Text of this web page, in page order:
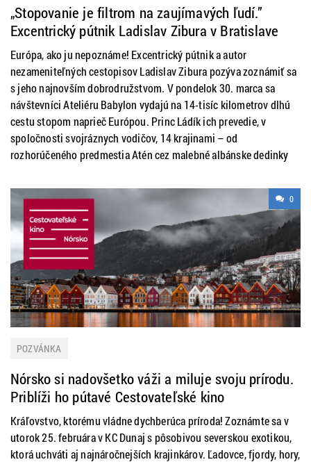
„Stopovanie je filtrom na zaujímavých ľudí.”
Excentrický pútnik Ladislav Zibura v Bratislave
priblíži svoju cestu naprieč Európou
Európa, ako ju nepoznáme! Excentrický pútnik a autor
nezameniteľných cestopisov Ladislav Zibura pozýva zoznámiť sa
s jeho najnovším dobrodružstvom. V pondelok 30. marca sa
návštevníci Ateliéru Babylon vydajú na 14-tisíc kilometrov dlhú
cestu stopom naprieč Európou. Princ Ládík ich prevedie, v
spoločnosti svojráznych vodičov, 14 krajinami – od
rozhorúčeného predmestia Atén cez malebné albánske dedinky
0
POZVÁNKA
Nórsko si nadovšetko váži a miluje svoju prírodu.
Priblíži ho pútavé Cestovateľské kino
Kráľovstvo, ktorému vládne dychberúca príroda! Zoznámte sa v
utorok 25. februára v KC Dunaj s pôsobivou severskou exotikou,
ktorá uchváti aj najnáročnejších krajinkárov. Ľadovce, fjordy, hory,